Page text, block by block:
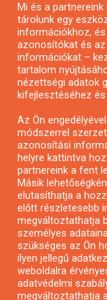
Pályázatírás civil
Pályázatírás
Pályázatfigyelés
Specifikus
Pályázatok
Pályázatok civil
Pályázatok
Önkormányzati
Mezőgazdasági
Falusi turizmus
Napelem
GINOP pályázatok
Mi és a
tárolunk egy
információkhoz,
azonosítókat és
információkat –
tartalom
nézettségi adatok
kifejlesztéséhez
Az Ön
módszerrel
azonosítási
helyre kattintva
partnereink a fent
Másik
elutasíthatja a
előtt részletesebb
megváltoztathatja
személyes
szükséges az Ön
ilyen jellegű
weboldalra
adatvédelmi
megváltoztathatja